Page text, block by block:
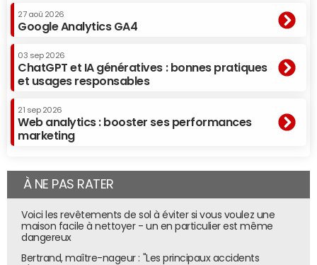
27 aoû 2026
Google Analytics GA4
03 sep 2026
ChatGPT et IA génératives : bonnes pratiques
et usages responsables
21 sep 2026
Web analytics : booster ses performances
marketing
À NE PAS RATER
Voici les revêtements de sol à éviter si vous voulez une
maison facile à nettoyer - un en particulier est même
dangereux
Bertrand, maître-nageur : "Les principaux accidents